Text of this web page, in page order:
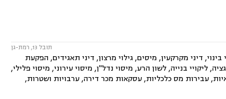
תובל 13, רמת-גן
בעיקר בתחומים: משפט אזרחי, התחדשות עירונית, תמ"א 38, פינוי בינוי, דיני מקרקעין, מיסים, גילוי מרצון, דיני תאגידים, הפקעת
ליקויי בנייה, לשון הרע, מיסוי נדל"ן, מיסוי עירוני, מיסוי פלילי,
עבירות מס כלכליות, עסקאות מכר דירה, ערבויות ושטרות,